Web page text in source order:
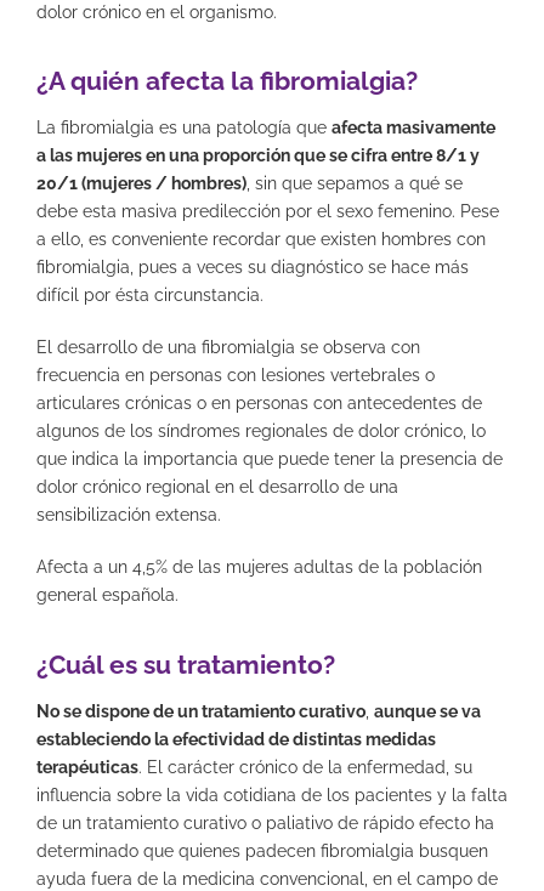
dolor crónico en el organismo.
¿A quién afecta la fibromialgia?
La fibromialgia es una patología que afecta masivamente
a las mujeres en una proporción que se cifra entre 8/1 y
20/1 (mujeres / hombres), sin que sepamos a qué se
debe esta masiva predilección por el sexo femenino. Pese
a ello, es conveniente recordar que existen hombres con
fibromialgia, pues a veces su diagnóstico se hace más
difícil por ésta circunstancia.
El desarrollo de una fibromialgia se observa con
frecuencia en personas con lesiones vertebrales o
articulares crónicas o en personas con antecedentes de
algunos de los síndromes regionales de dolor crónico, lo
que indica la importancia que puede tener la presencia de
dolor crónico regional en el desarrollo de una
sensibilización extensa.
Afecta a un 4,5% de las mujeres adultas de la población
general española.
¿Cuál es su tratamiento?
No se dispone de un tratamiento curativo aunque se va
estableciendo la efectividad de distintas medidas
terapéuticas. El carácter crónico de la enfermedad, su
influencia sobre la vida cotidiana de los pacientes y la falta
de un tratamiento curativo o paliativo de rápido efecto ha
determinado que quienes padecen fibromialgia busquen
ayuda fuera de la medicina convencional, en el campo de